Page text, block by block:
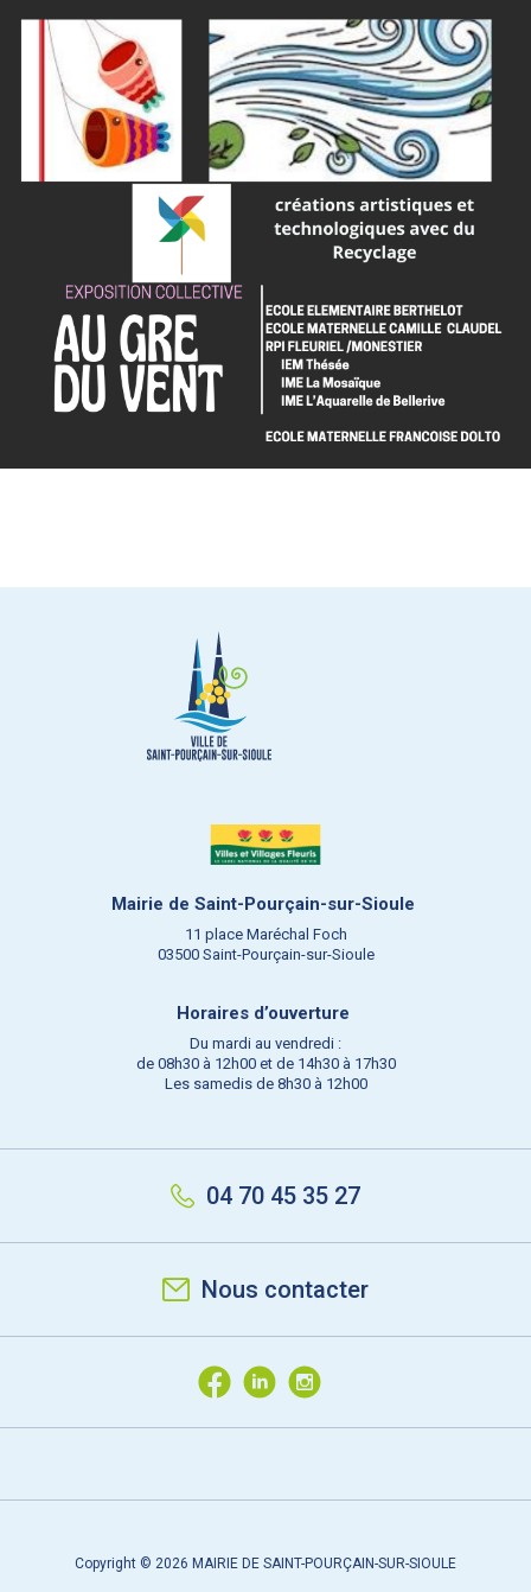
Mairie de Saint-Pourçain-sur-Sioule
11 place Maréchal Foch
03500 Saint-Pourçain-sur-Sioule
Horaires d’ouverture
Du mardi au vendredi :
de 08h30 à 12h00 et de 14h30 à 17h30
Les samedis de 8h30 à 12h00
04 70 45 35 27
Nous contacter
Copyright © 2026 MAIRIE DE SAINT-POURÇAIN-SUR-SIOULE